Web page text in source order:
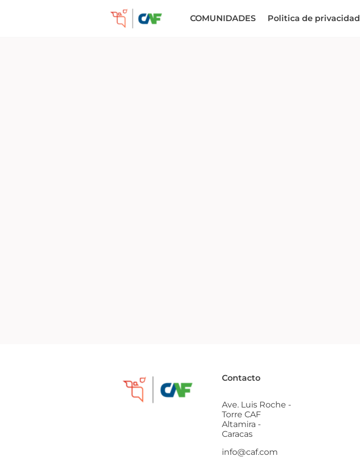
COMUNIDADES Politica de privacidad
Contacto
Ave. Luis Roche -
Torre CAF
Altamira -
Caracas
info@caf.com